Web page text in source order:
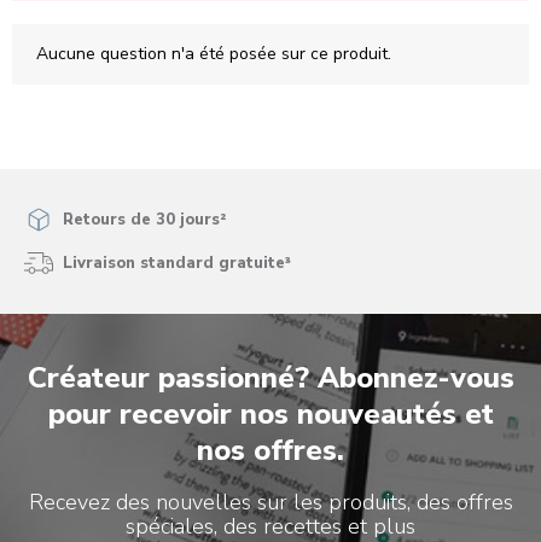
Aucune question n'a été posée sur ce produit.
Retours de 30 jours²
Livraison standard gratuite³
Créateur passionné? Abonnez-vous
pour recevoir nos nouveautés et
nos offres.
Recevez des nouvelles sur les produits, des offres
spéciales, des recettes et plus